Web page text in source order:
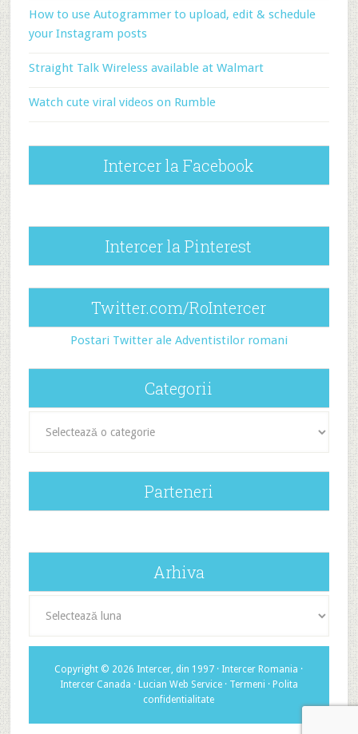
How to use Autogrammer to upload, edit & schedule
your Instagram posts
Straight Talk Wireless available at Walmart
Watch cute viral videos on Rumble
Intercer la Facebook
Intercer la Pinterest
Twitter.com/RoIntercer
Postari Twitter ale Adventistilor romani
Categorii
Parteneri
Arhiva
Copyright © 2026 Intercer, din 1997 · Intercer Romania ·
Intercer Canada · Lucian Web Service· Termeni · Polita
confidentialitate